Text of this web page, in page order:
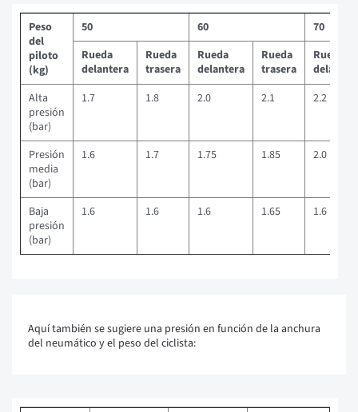
Peso
del
piloto
(kg)
50 60
70
Rueda
delantera
Rueda
trasera
Rueda
delantera
Rueda
trasera
Rueda
Alta
presión
(bar)
1.7 1.8 2.0 2.1 2.2
Presión
media
(bar)
1.6 1.7 1.75 1.85 2.0
Baja
presión
(bar)
1.6 1.6 1.6 1.65 1.6
Aquí también se sugiere una presión en función de la anchura
del neumático y el peso del ciclista: